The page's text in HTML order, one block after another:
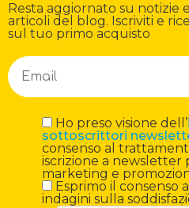
Resta aggiornato su notizie
articoli del blog. Iscriviti e
sul tuo primo acquisto
Ho preso visione dell’
sottoscrittori
consenso al
iscrizione a newsletter
marketing e
Esprimo il consenso
indagini sulla